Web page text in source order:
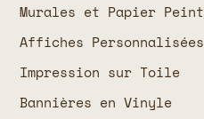
Murales et Papier Peint
Affiches Personnalisées
Impression sur Toile
Bannières en Vinyle